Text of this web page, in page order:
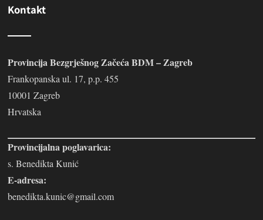
Kontakt
Provincija Bezgrješnog Začeća BDM – Zagreb
Frankopanska ul. 17, p.p. 455
10001 Zagreb
Hrvatska
Provincijalna poglavarica:
s. Benedikta Kunić
E-adresa:
benedikta.kunic@gmail.com